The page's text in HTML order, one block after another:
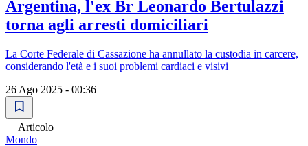
Argentina, l'ex Br Leonardo Bertulazzi
torna agli arresti domiciliari
La Corte Federale di Cassazione ha annullato la custodia in carcere,
considerando l'età e i suoi problemi cardiaci e visivi
26 Ago 2025 - 00:36
Articolo
Mondo